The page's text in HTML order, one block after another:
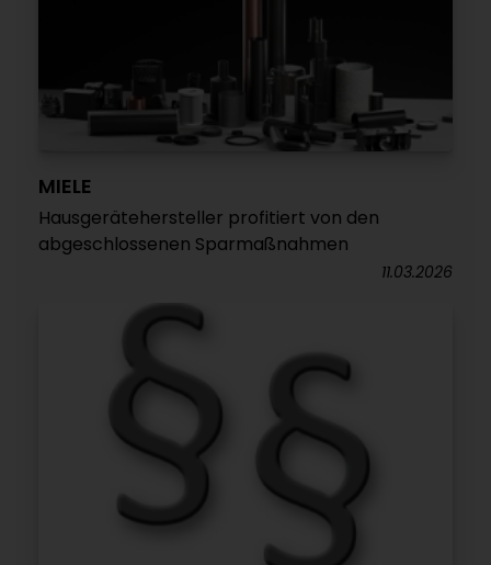
MIELE
Hausgerätehersteller profitiert von den
abgeschlossenen Sparmaßnahmen
11.03.2026